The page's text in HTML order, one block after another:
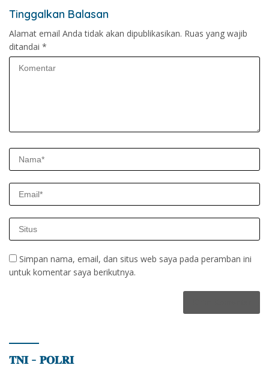
Tinggalkan Balasan
Alamat email Anda tidak akan dipublikasikan. Ruas yang wajib
ditandai *
Simpan nama, email, dan situs web saya pada peramban ini
untuk komentar saya berikutnya.
𝐓𝐍𝐈 – 𝐏𝐎𝐋𝐑𝐈